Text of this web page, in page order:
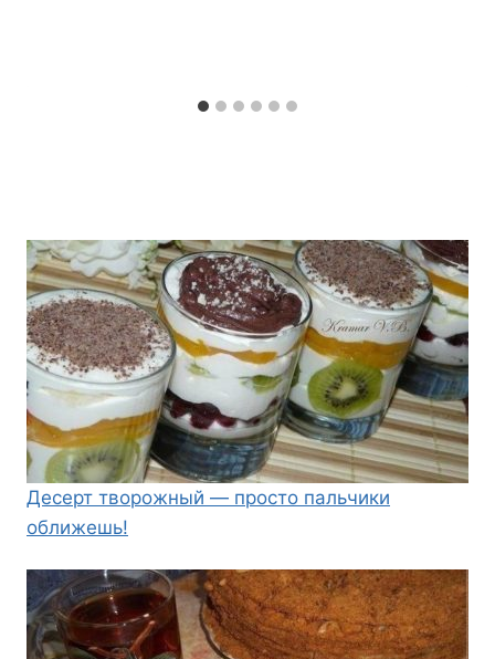
Десерт творожный — просто пальчики
оближешь!